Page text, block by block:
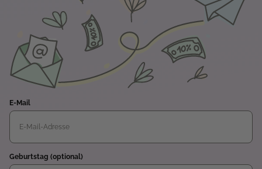
E-Mail
Geburtstag (optional)